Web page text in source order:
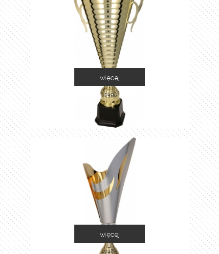
1049C
więcej
1048A
więcej